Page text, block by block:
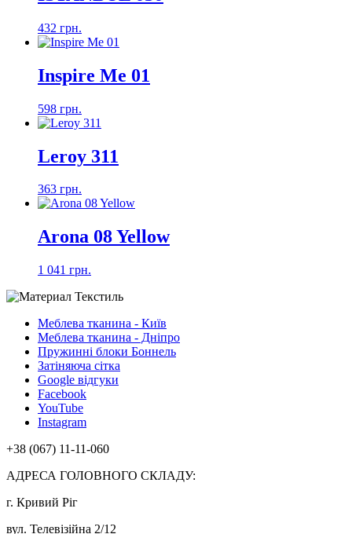
432 грн.
Inspire Me 01
598 грн.
Leroy 311
363 грн.
Arona 08 Yellow
1 041 грн.
Меблева тканина - Київ
Меблева тканина - Дніпро
Пружинні блоки Боннель
Затіняюча сітка
Google відгуки
Facebook
YouTube
Instagram
+38 (067) 11-11-060
АДРЕСА ГОЛОВНОГО СКЛАДУ:
г. Кривий Ріг
вул. Телевізійна 2/12